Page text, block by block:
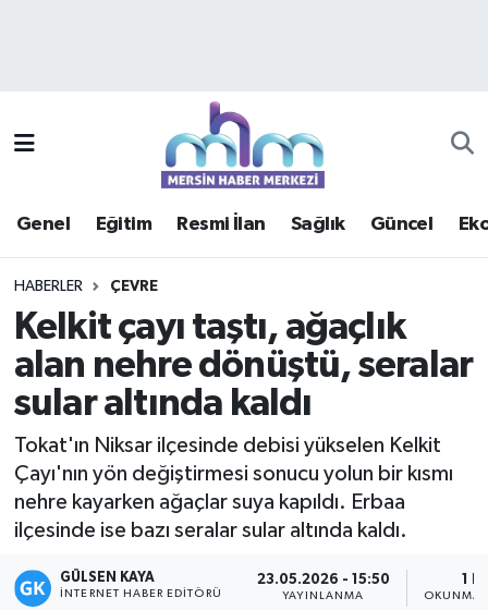
Genel Eğitim Resmi İlan Sağlık Güncel
HABERLER ÇEVRE
Kelkit çayı taştı, ağaçlık
alan nehre dönüştü, seralar
sular altında kaldı
Tokat'ın Niksar ilçesinde debisi yükselen Kelkit
Çayı'nın yön değiştirmesi sonucu yolun bir kısmı
nehre kayarken ağaçlar suya kapıldı. Erbaa
ilçesinde ise bazı seralar sular altında kaldı.
GÜLSEN KAYA
İNTERNET HABER EDITÖRÜ
23.05.2026 - 15:50
YAYINLANMA OKUNMA
Güncel
Haberde insan
Kültür - Sanat
Magazin
Mersin
Mersin Trafik Yoğunluk Haritası
Süper Lig Puan Durumu ve Fikstür
Haber Arşivi